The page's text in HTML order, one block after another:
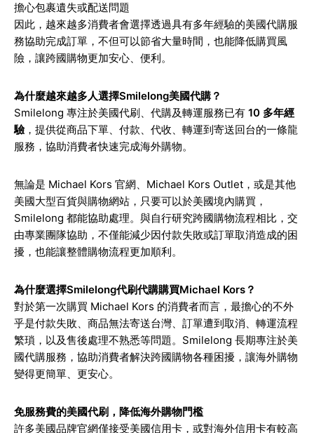
擔心包裹遺失或配送問題
因此，越來越多消費者會選擇透過具有多年經驗的美國代購服
務協助完成訂單，不但可以節省大量時間，也能降低購買風
險，讓跨國購物更加安心、便利。
為什麼越來越多人選擇Smilelong美國代購？
Smilelong 專注於美國代刷、代購及轉運服務已有 10 多年經
驗，提供從商品下單、付款、代收、轉運到寄送回台的一條龍
服務，協助消費者快速完成海外購物。
無論是 Michael Kors 官網、Michael Kors Outlet，或是其他
美國大型百貨與購物網站，只要可以於美國境內購買，
Smilelong 都能協助處理。與自行研究跨國購物流程相比，交
由專業團隊協助，不僅能減少因付款失敗或訂單取消造成的困
擾，也能讓整體購物流程更加順利。
為什麼選擇Smilelong代刷代購購買Michael Kors？
對於第一次購買 Michael Kors 的消費者而言，最擔心的不外
乎是付款失敗、商品無法寄送台灣、訂單遭到取消、轉運流程
繁瑣，以及售後處理不熟悉等問題。Smilelong 長期專注於美
國代購服務，協助消費者解決跨國購物各種困擾，讓海外購物
變得更簡單、更安心。
免服務費的美國代刷，降低海外購物門檻
許多美國品牌官網僅接受美國信用卡，或對海外信用卡有較高